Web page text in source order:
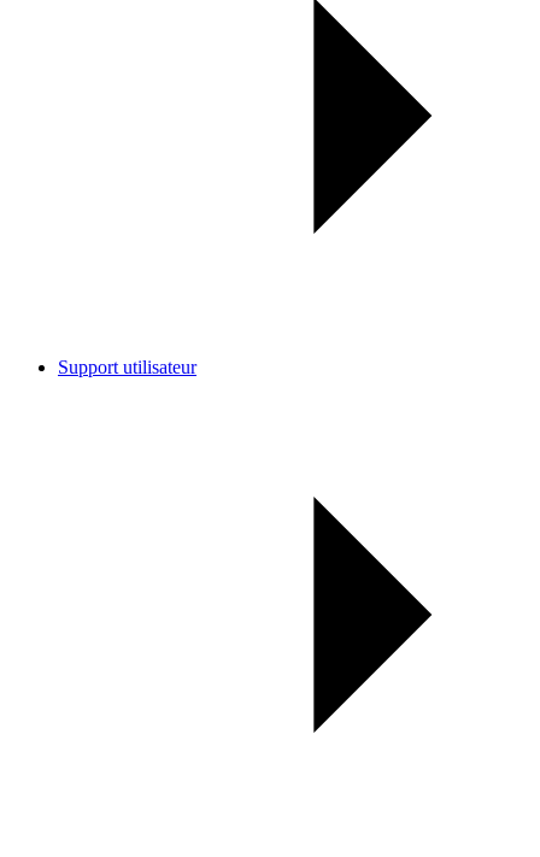
Support utilisateur